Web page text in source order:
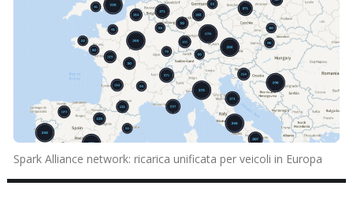
Spark Alliance network: ricarica unificata per veicoli in Europa